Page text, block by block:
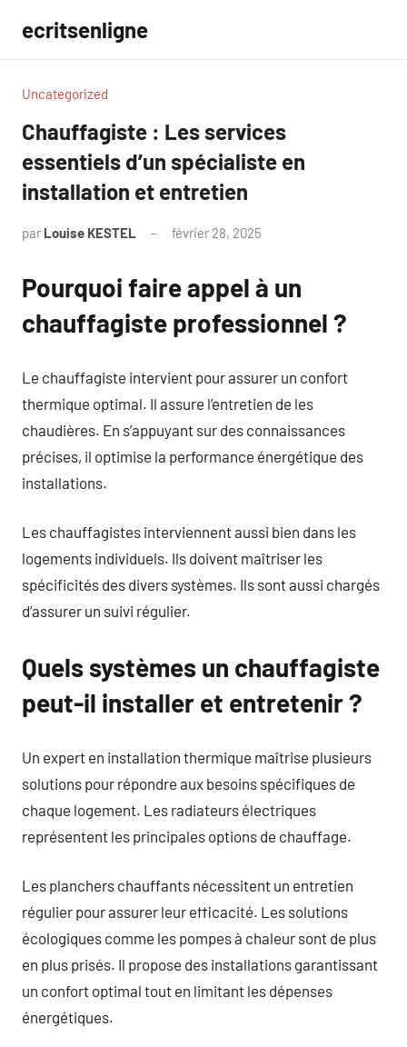
contenu
ecritsenligne
Uncategorized
Chauffagiste : Les services
essentiels d’un spécialiste en
installation et entretien
par Louise KESTEL février 28, 2025
Pourquoi faire appel à un
chauffagiste professionnel ?
Le chauffagiste intervient pour assurer un confort
thermique optimal. Il assure l’entretien de les
chaudières. En s’appuyant sur des connaissances
précises, il optimise la performance énergétique des
installations.
Les chauffagistes interviennent aussi bien dans les
logements individuels. Ils doivent maîtriser les
spécificités des divers systèmes. Ils sont aussi chargés
d’assurer un suivi régulier.
Quels systèmes un chauffagiste
peut-il installer et entretenir ?
Un expert en installation thermique maîtrise plusieurs
solutions pour répondre aux besoins spécifiques de
chaque logement. Les radiateurs électriques
représentent les principales options de chauffage.
Les planchers chauffants nécessitent un entretien
régulier pour assurer leur efficacité. Les solutions
écologiques comme les pompes à chaleur sont de plus
en plus prisés. Il propose des installations garantissant
un confort optimal tout en limitant les dépenses
énergétiques.